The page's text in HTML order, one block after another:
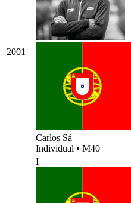
2001
Carlos Sá
Individual • M40
I